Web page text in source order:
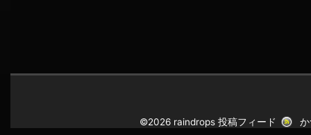
©2026 raindrops投稿フィード